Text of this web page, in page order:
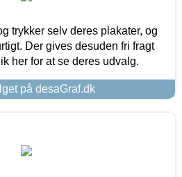
trykker selv deres plakater, og
Der gives desuden fri fragt
her for at se deres udvalg.
på desaGraf.dk